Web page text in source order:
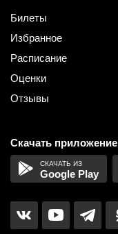
Билеты
Избранное
Расписание
Оценки
Отзывы
Скачать приложение
Google Play